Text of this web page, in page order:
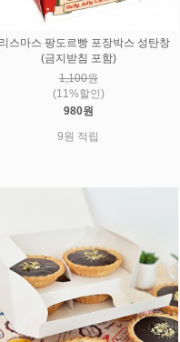
스마스 팡도르빵 포장박스 성탄창
(금지받침 포함)
1,100원
(11%할인)
980원
9원 적립